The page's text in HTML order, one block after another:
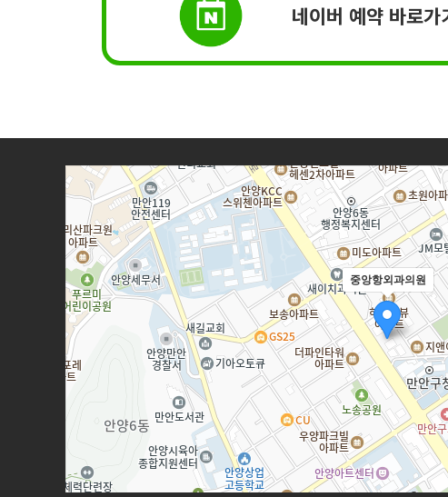
네이버 예약 바로가
중앙항외과의원